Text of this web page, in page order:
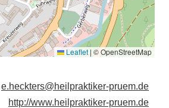
Leaflet| © OpenStreetMap
e.heckters@heilpraktiker-pruem.de
http://www.heilpraktiker-pruem.de